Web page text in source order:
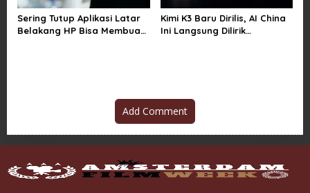
Sering Tutup Aplikasi Latar
Belakang HP Bisa Membuat
Kimi K3 Baru Dirilis, AI China
Ini Langsung Dilirik
Add Comment